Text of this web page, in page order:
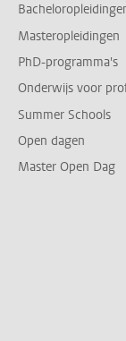
Masteropleidingen
PhD-programma's
Onderwijs voor
Summer Schools
Open dagen
Master Open Dag